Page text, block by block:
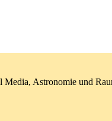
Astronomie und